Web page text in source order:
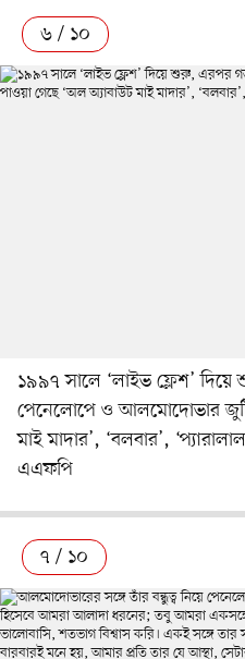
৬ / ১০
১৯৯৭ সালে ‘লাইভ ফ্লেশ’
পেনেলোপে ও আলমোদোভার
মাই মাদার’, ‘বলবার’,
এএফপি
৭ / ১০